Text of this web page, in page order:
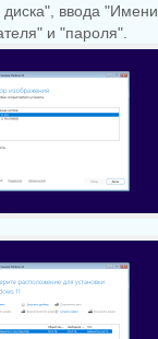
ввода "Имени
и "пароля".